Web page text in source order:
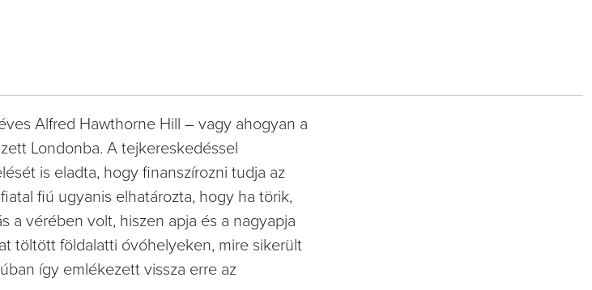
Alfred Hawthorne Hill – vagy ahogyan a
Londonba. A tejkereskedéssel
is eladta, hogy finanszírozni tudja az
fiú ugyanis elhatározta, hogy ha törik,
a vérében volt, hiszen apja és a nagyapja
töltött földalatti óvóhelyeken, mire sikerült
így emlékezett vissza erre az